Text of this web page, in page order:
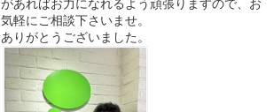
気軽にご相談下さいませ。
ありがとうございました。